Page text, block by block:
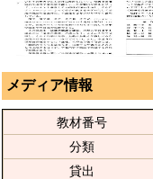
メディア情報
教材番号
分類
貸出